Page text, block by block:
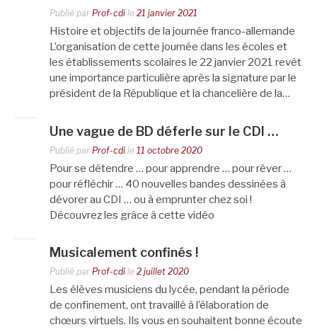
Publié par Prof-cdi le 21 janvier 2021
Histoire et objectifs de la journée franco-allemande
L’organisation de cette journée dans les écoles et
les établissements scolaires le 22 janvier 2021 revêt
une importance particulière après la signature par le
président de la République et la chancelière de la…
Une vague de BD déferle sur le CDI …
Publié par Prof-cdi le 11 octobre 2020
Pour se détendre … pour apprendre … pour rêver …
pour réfléchir … 40 nouvelles bandes dessinées à
dévorer au CDI … ou à emprunter chez soi !
Découvrez les grâce à cette vidéo
Musicalement confinés !
Publié par Prof-cdi le 2 juillet 2020
Les élèves musiciens du lycée, pendant la période
de confinement, ont travaillé à l’élaboration de
chœurs virtuels. Ils vous en souhaitent bonne écoute